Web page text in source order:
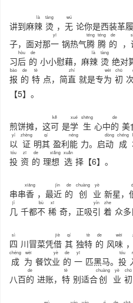
讲到麻辣
là
烫
tàng
， 无
wú
论你是西装革履
子，面对那一
yī
锅热气腾
téng
腾
téng
的
de
，
习后
hòu
的
de
小小慰藉，麻辣
là
烫
tàng
绝对
报
bào
的
de
特
tè
点，简直
zhí
就是专为
wèi
初
chū
次
【5】。
煎饼摊，这可
kě
是学
xué
生
shēng
心中的
de
美
以
yǐ
证
zhèng
明其
qí
盈利能
néng
力。启动
dòng
成
chéng
投
tóu
资
zī
的
de
理想
xiǎng
选
xuǎn
择【6】。
串串香
xiāng
，最近
jìn
的
de
创
chuàng
业
yè
新星，
几
jǐ
千都不
bù
稀
xī
奇，正吸引
yǐn
着
zhe
众多
四
sì
川冒菜凭借
jiè
其
qí
独特
tè
的
de
风味
wèi
，
成
chéng
为
wèi
餐饮业
yè
的
de
一
yī
匹黑马。 投
tóu
八百的
de
进账， 特
tè
别适合创
chuàng
业
yè
初
chū